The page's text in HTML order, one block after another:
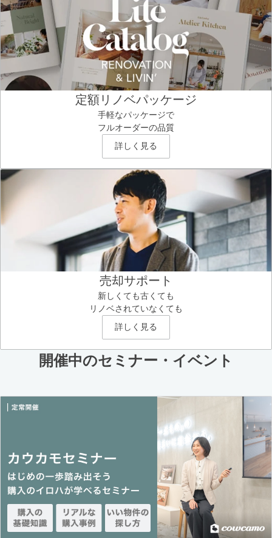
定額リノベパッケージ
手軽なパッケージで
フルオーダーの品質
詳しく見る
売却サポート
新しくても古くても
リノベされていなくても
詳しく見る
開催中のセミナー・イベント